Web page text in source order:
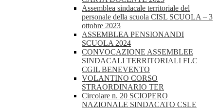
Assemblea sindacale territoriale del
personale della scuola CISL SCUOLA – 3
ottobre 2023
ASSEMBLEA PENSIONANDI
SCUOLA 2024
CONVOCAZIONE ASSEMBLEE
SINDACALI TERRITORIALI FLC
CGIL BENEVENTO
VOLANTINO CORSO
STRAORDINARIO TER
Circolare n. 20 SCIOPERO
NAZIONALE SINDACATO CSLE